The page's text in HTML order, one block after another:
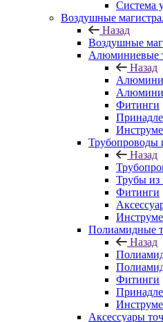
Система
Воздушные
Назад
Воздушные
Алюминиевые
Назад
Фитинги
Трубопроводы
Назад
Трубы из
Фитинги
Полиамидные
Назад
Фитинги
Аксессуары